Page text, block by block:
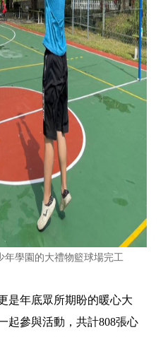
年學園的大禮物籃球場完工
是年底眾所期盼的暖心大
起參與活動，共計808張心